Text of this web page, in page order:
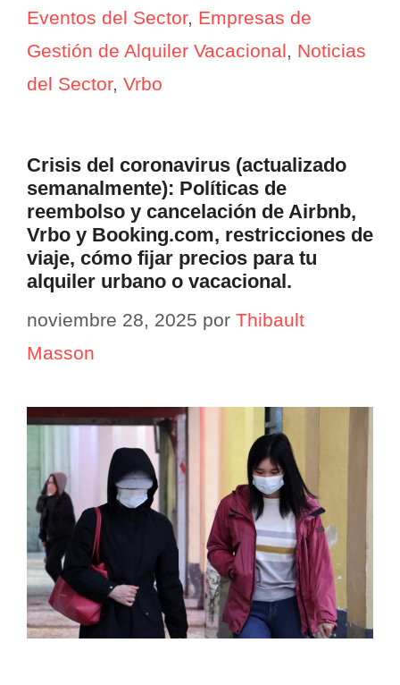
Eventos del Sector, Empresas de
Gestión de Alquiler Vacacional, Noticias
del Sector, Vrbo
Crisis del coronavirus (actualizado
semanalmente): Políticas de
reembolso y cancelación de Airbnb,
Vrbo y Booking.com, restricciones de
viaje, cómo fijar precios para tu
alquiler urbano o vacacional.
noviembre 28, 2025 por Thibault
Masson